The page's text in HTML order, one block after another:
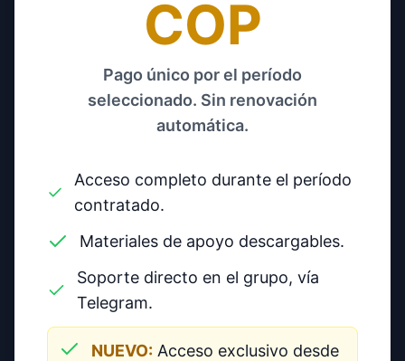
COP
Pago único por el período
seleccionado. Sin renovación
automática.
Acceso completo durante el período
contratado.
Materiales de apoyo descargables.
Soporte directo en el grupo, vía
Telegram.
NUEVO: Acceso exclusivo desde